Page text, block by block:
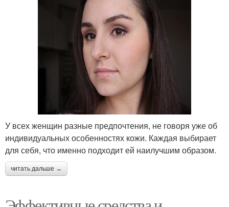
У всех женщин разные предпочтения, не говоря уже об
индивидуальных особенностях кожи. Каждая выбирает
для себя, что именно подходит ей наилучшим образом.
читать дальше →